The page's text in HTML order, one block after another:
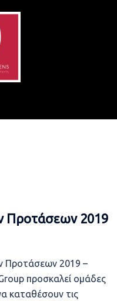
Προτάσεων 2019
Προτάσεων 2019 –
προσκαλεί ομάδες
καταθέσουν τις